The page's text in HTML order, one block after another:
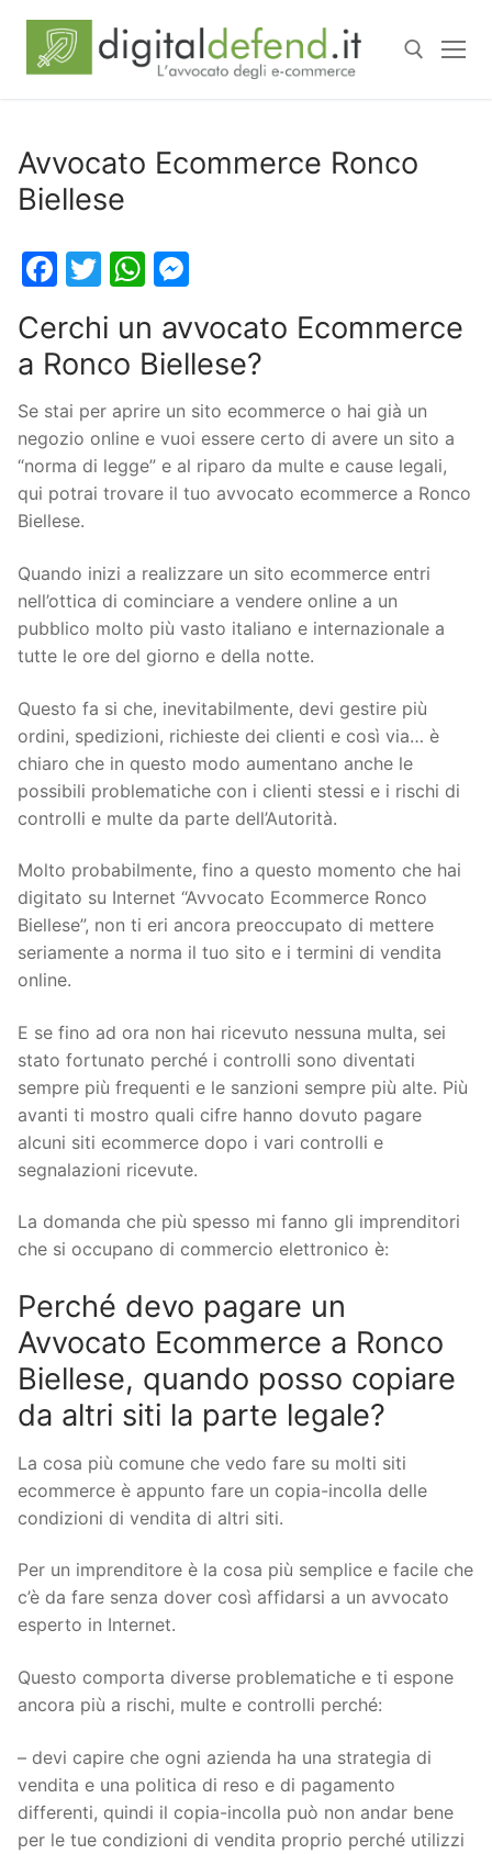
Avvocato Ecommerce Ronco
Biellese
Facebook
TwitterWhatsApp
Cerchi un avvocato Ecommerce
a Ronco Biellese?
Se stai per aprire un sito ecommerce o hai già un
negozio online e vuoi essere certo di avere un sito a
“norma di legge” e al riparo da multe e cause legali,
qui potrai trovare il tuo avvocato ecommerce a Ronco
Biellese.
Quando inizi a realizzare un sito ecommerce entri
nell’ottica di cominciare a vendere online a un
pubblico molto più vasto italiano e internazionale a
tutte le ore del giorno e della notte.
Questo fa si che, inevitabilmente, devi gestire più
ordini, spedizioni, richieste dei clienti e così via… è
chiaro che in questo modo aumentano anche le
possibili problematiche con i clienti stessi e i rischi di
controlli e multe da parte dell’Autorità.
Molto probabilmente, fino a questo momento che hai
digitato su Internet “Avvocato Ecommerce Ronco
Biellese”, non ti eri ancora preoccupato di mettere
seriamente a norma il tuo sito e i termini di vendita
online.
E se fino ad ora non hai ricevuto nessuna multa, sei
stato fortunato perché i controlli sono diventati
sempre più frequenti e le sanzioni sempre più alte. Più
avanti ti mostro quali cifre hanno dovuto pagare
alcuni siti ecommerce dopo i vari controlli e
segnalazioni ricevute.
La domanda che più spesso mi fanno gli imprenditori
che si occupano di commercio elettronico è:
Perché devo pagare un
Avvocato Ecommerce a Ronco
Biellese, quando posso copiare
da altri siti la parte legale?
La cosa più comune che vedo fare su molti siti
ecommerce è appunto fare un copia-incolla delle
condizioni di vendita di altri siti.
Per un imprenditore è la cosa più semplice e facile che
c’è da fare senza dover così affidarsi a un avvocato
esperto in Internet.
Questo comporta diverse problematiche e ti espone
ancora più a rischi, multe e controlli perché:
– devi capire che ogni azienda ha una strategia di
vendita e una politica di reso e di pagamento
differenti, quindi il copia-incolla può non andar bene
per le tue condizioni di vendita proprio perché utilizzi